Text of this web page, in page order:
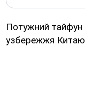
Потужний тайфун
узбережжя